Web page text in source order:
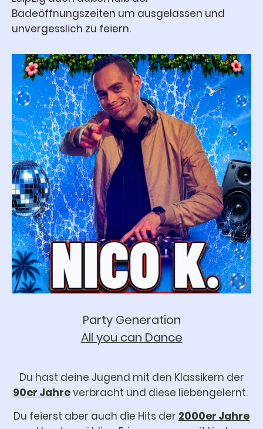
Badeöffnungszeiten um ausgelassen und
unvergesslich zu feiern.
Party Generation
All you can Dance
Du hast deine Jugend mit den Klassikern der
90er Jahreverbracht und diese liebengelernt.
Du feierst aber auch die Hits der 2000er Jahre